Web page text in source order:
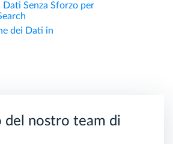
Senza Sforzo per
dei Dati in
del nostro team di